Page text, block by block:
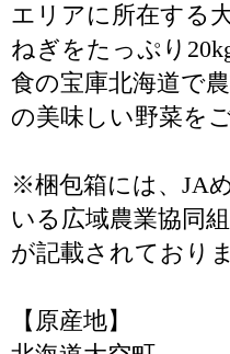
エリアに所在する
ねぎをたっぷり
食の宝庫北海道で
の美味しい野菜を
※梱包箱には、JA
いる広域農業協同
が記載されておりま
【原産地】